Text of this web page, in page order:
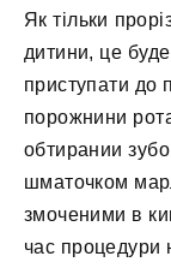
Як тільки
дитини, це
приступати до
порожнини
обтирании
шматочком
змоченими в
час процедури